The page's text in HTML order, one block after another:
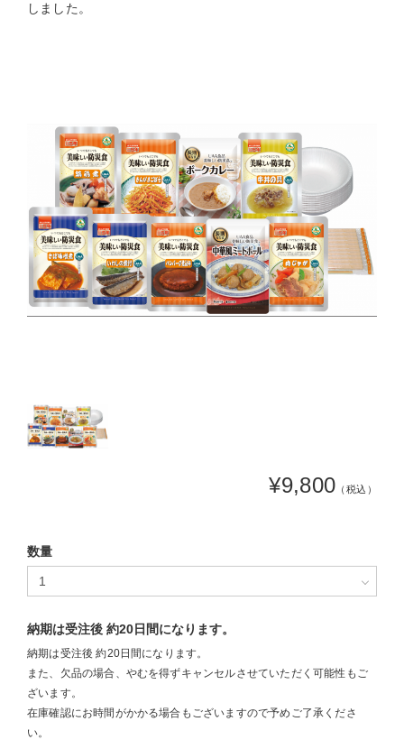
しました。
¥9,800 （税込）
数量
納期は受注後 約20日間になります。
納期は受注後 約20日間になります。
また、欠品の場合、やむを得ずキャンセルさせていただく可能性もご
ざいます。
在庫確認にお時間がかかる場合もございますので予めご了承くださ
い。